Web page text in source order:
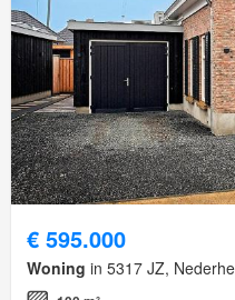
€ 595.000
Woning in 5317 JZ,